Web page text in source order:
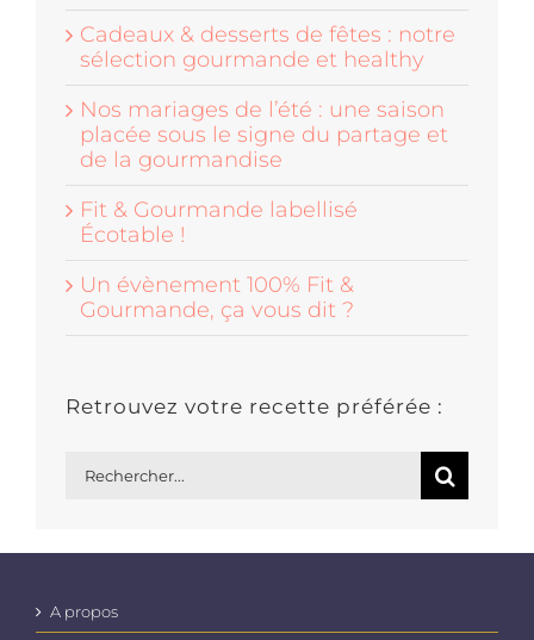
Cadeaux & desserts de fêtes : notre
sélection gourmande et healthy
Nos mariages de l’été : une saison
placée sous le signe du partage et
de la gourmandise
Fit & Gourmande labellisé
Écotable !
Un évènement 100% Fit &
Gourmande, ça vous dit ?
Retrouvez votre recette préférée :
A propos